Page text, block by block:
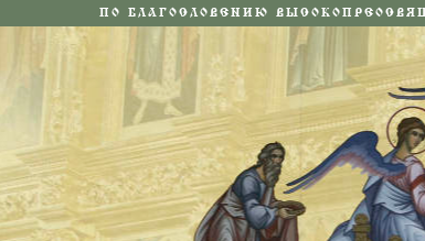
ПО БЛАГОСЛОВЕНИЮ